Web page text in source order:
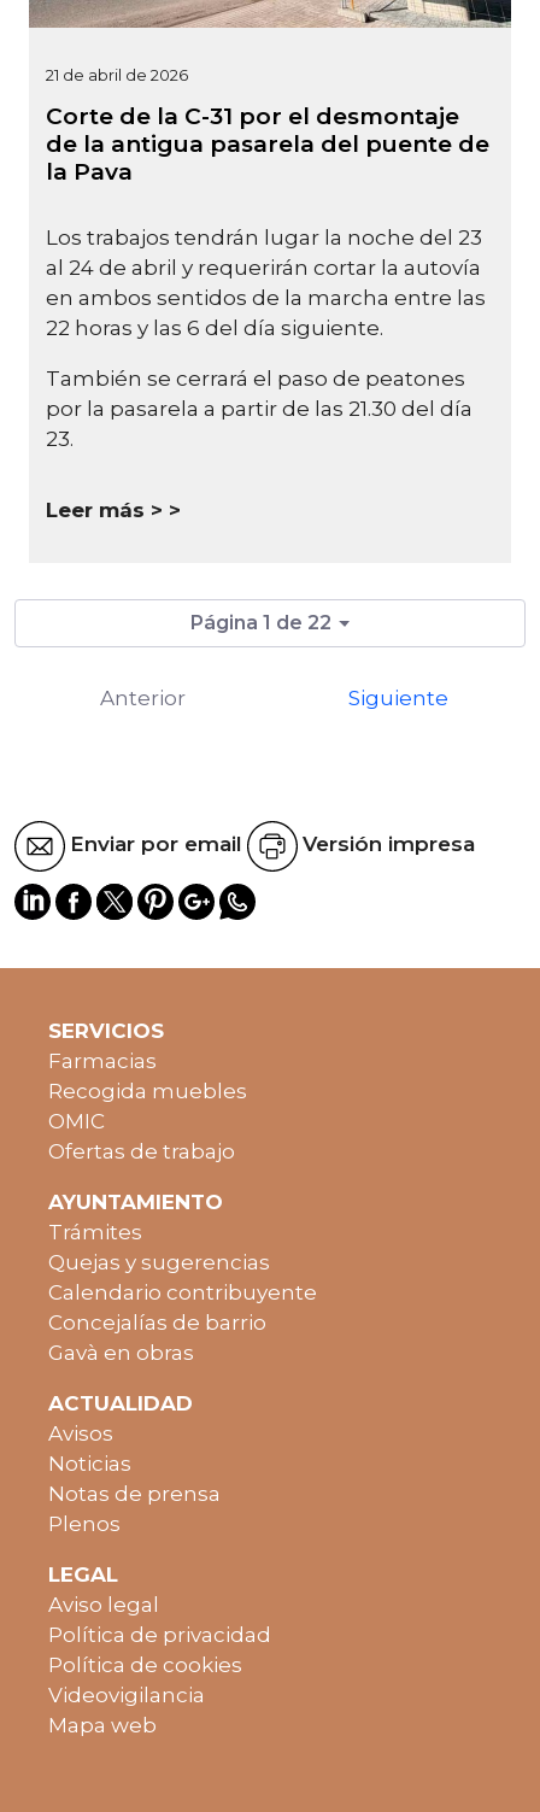
21 de abril de 2026
Corte de la C-31 por el desmontaje
de la antigua pasarela del puente de
la Pava
Los trabajos tendrán lugar la noche del 23
al 24 de abril y requerirán cortar la autovía
en ambos sentidos de la marcha entre las
22 horas y las 6 del día siguiente.
También se cerrará el paso de peatones
por la pasarela a partir de las 21.30 del día
23.
Leer más >
Página 1 de 22
Anterior Siguiente
Enviar por email Versión impresa
SERVICIOS
Farmacias
Recogida muebles
OMIC
Ofertas de trabajo
AYUNTAMIENTO
Trámites
Quejas y sugerencias
Calendario contribuyente
Concejalías de barrio
Gavà en obras
ACTUALIDAD
Avisos
Noticias
Notas de prensa
Plenos
LEGAL
Aviso legal
Política de privacidad
Política de cookies
Videovigilancia
Mapa web